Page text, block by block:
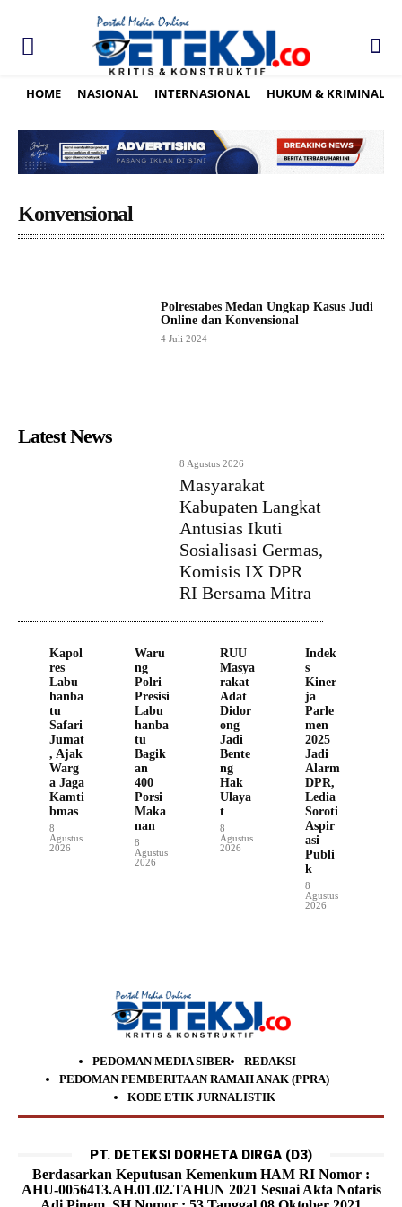
HOME NASIONAL INTERNASIONAL HUKUM & KRIMINAL
Konvensional
Polrestabes Medan Ungkap Kasus Judi
Online dan Konvensional
4 Juli 2024
Latest News
8 Agustus 2026
Masyarakat
Kabupaten Langkat
Antusias Ikuti
Sosialisasi Germas,
Komisis IX DPR
RI Bersama Mitra
Kapol
res
Labu
hanba
tu
Safari
Jumat
, Ajak
Warg
a Jaga
Kamti
bmas
8
Agustus
2026
Waru
ng
Polri
Presisi
Labu
hanba
tu
Bagik
an
400
Porsi
Maka
nan
8
Agustus
2026
RUU
Masya
rakat
Adat
Didor
ong
Jadi
Bente
ng
Hak
Ulaya
t
8
Agustus
2026
Indek
s
Kiner
ja
Parle
men
2025
Jadi
Alarm
DPR,
Ledia
Soroti
Aspir
asi
Publi
k
8
Agustus
2026
PEDOMAN MEDIA SIBER
REDAKSI
PEDOMAN PEMBERITAAN RAMAH ANAK (PPRA)
KODE ETIK JURNALISTIK
PT. DETEKSI DORHETA DIRGA (D3)
Berdasarkan Keputusan Kemenkum HAM RI Nomor :
AHU-0056413.AH.01.02.TAHUN 2021 Sesuai Akta Notaris